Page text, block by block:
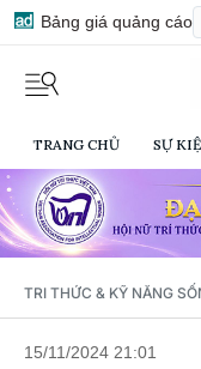
Bảng giá quảng cáo
TRANG CHỦ SỰ
TRI THỨC & KỸ NĂNG
15/11/2024 21:01